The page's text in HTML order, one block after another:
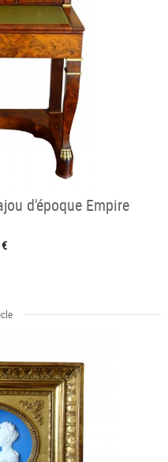
d'époque Empire